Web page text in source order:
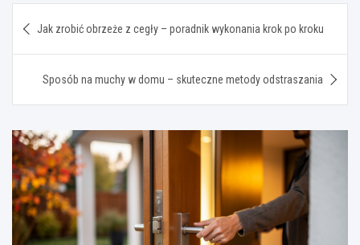
wpisu
Jak zrobić obrzeże z cegły – poradnik wykonania krok po kroku
Sposób na muchy w domu – skuteczne metody odstraszania